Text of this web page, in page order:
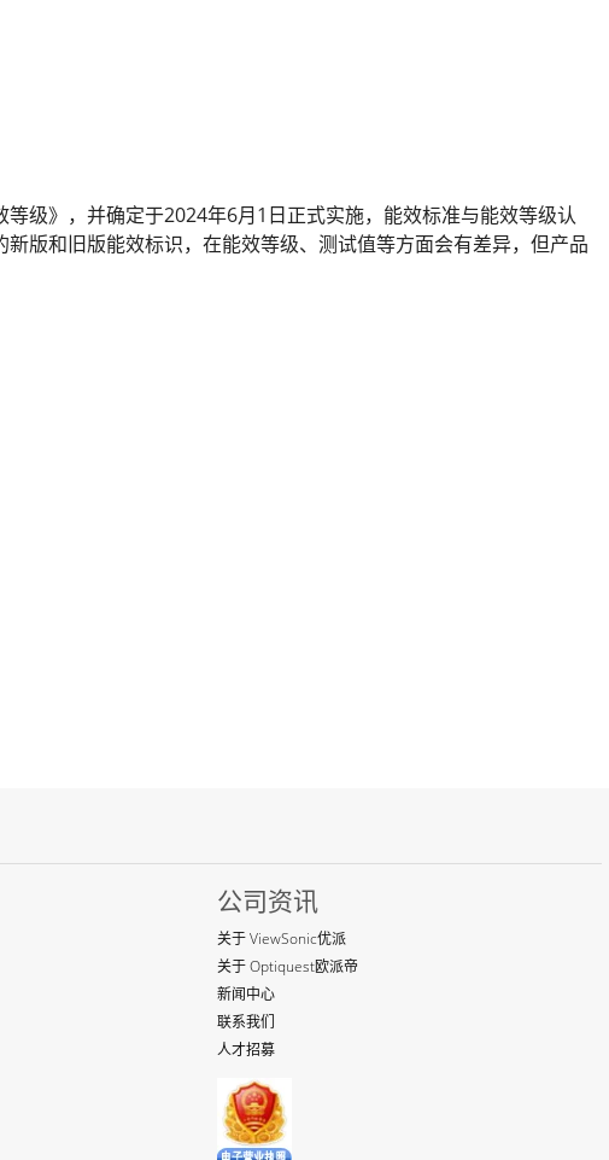
级》，并确定于2024年6月1日正式实施，能效标准与能效等级认
版和旧版能效标识，在能效等级、测试值等方面会有差异，但产品
公司资讯
关于 ViewSonic优派
关于 Optiquest欧派帝
新闻中心
联系我们
人才招募